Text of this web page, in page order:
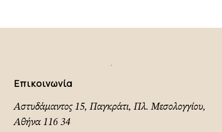
Επικοινωνία
Αστυδάμαντος 15, Παγκράτι, Πλ. Μεσολογγίου,
Αθήνα 116 34